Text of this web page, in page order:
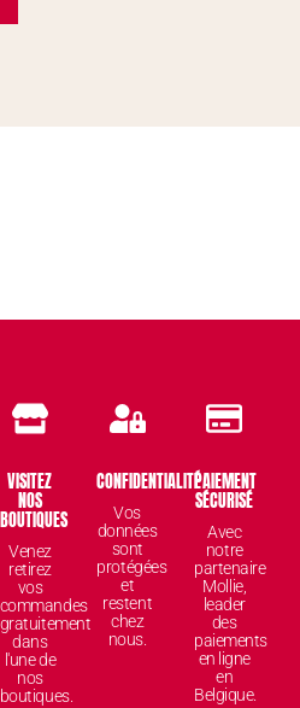
VISITEZ
NOS
BOUTIQUES
Venez
retirez
vos
commandes
gratuitement
dans
l'une de
nos
boutiques.
CONFIDENTIALITÉ
Vos
données
sont
protégées
et
restent
chez
nous.
PAIEMENT
SÉCURISÉ
Avec
notre
partenaire
Mollie,
leader
des
paiements
en ligne
en
Belgique.